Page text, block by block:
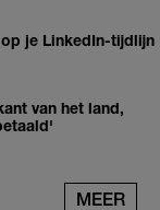
je LinkedIn-tijdlijn
van het land,
MEER